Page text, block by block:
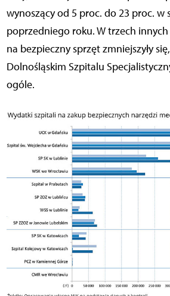
wynoszący od 5 proc. do 23 proc. w
poprzedniego roku. W trzech
na bezpieczny sprzęt zmniejszyły
Dolnośląskim Szpitalu
ogóle.